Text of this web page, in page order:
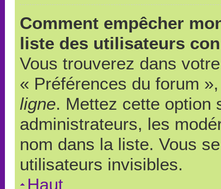
Comment empêcher
liste des utilisateurs
Vous trouverez dans
« Préférences du forum
ligne. Mettez cette option
administrateurs, les
nom dans la liste. Vous
utilisateurs invisibles.
Haut